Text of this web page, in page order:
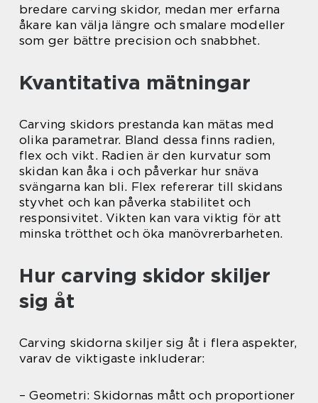
bredare carving skidor, medan mer erfarna
åkare kan välja längre och smalare modeller
som ger bättre precision och snabbhet.
Kvantitativa mätningar
Carving skidors prestanda kan mätas med
olika parametrar. Bland dessa finns radien,
flex och vikt. Radien är den kurvatur som
skidan kan åka i och påverkar hur snäva
svängarna kan bli. Flex refererar till skidans
styvhet och kan påverka stabilitet och
responsivitet. Vikten kan vara viktig för att
minska trötthet och öka manövrerbarheten.
Hur carving skidor skiljer
sig åt
Carving skidorna skiljer sig åt i flera aspekter,
varav de viktigaste inkluderar:
– Geometri: Skidornas mått och proportioner